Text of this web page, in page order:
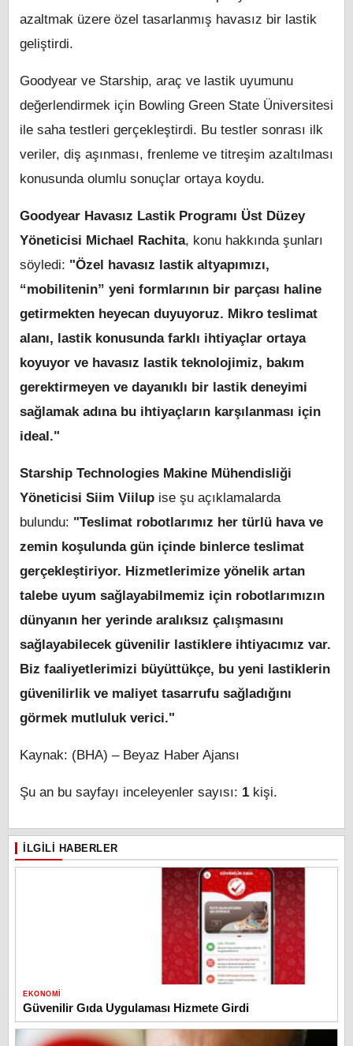
azaltmak üzere özel tasarlanmış havasız bir lastik
geliştirdi.
Goodyear ve Starship, araç ve lastik uyumunu
değerlendirmek için Bowling Green State Üniversitesi
ile saha testleri gerçekleştirdi. Bu testler sonrası ilk
veriler, diş aşınması, frenleme ve titreşim azaltılması
konusunda olumlu sonuçlar ortaya koydu.
Goodyear Havasız Lastik Programı Üst Düzey
Yöneticisi Michael Rachita, konu hakkında şunları
söyledi: "Özel havasız lastik altyapımızı,
“mobilitenin” yeni formlarının bir parçası haline
getirmekten heyecan duyuyoruz. Mikro teslimat
alanı, lastik konusunda farklı ihtiyaçlar ortaya
koyuyor ve havasız lastik teknolojimiz, bakım
gerektirmeyen ve dayanıklı bir lastik deneyimi
sağlamak adına bu ihtiyaçların karşılanması için
ideal."
Starship Technologies Makine Mühendisliği
Yöneticisi Siim Viilup ise şu açıklamalarda
bulundu: "Teslimat robotlarımız her türlü hava ve
zemin koşulunda gün içinde binlerce teslimat
gerçekleştiriyor. Hizmetlerimize yönelik artan
talebe uyum sağlayabilmemiz için robotlarımızın
dünyanın her yerinde aralıksız çalışmasını
sağlayabilecek güvenilir lastiklere ihtiyacımız var.
Biz faaliyetlerimizi büyüttükçe, bu yeni lastiklerin
güvenilirlik ve maliyet tasarrufu sağladığını
görmek mutluluk verici."
Kaynak: (BHA) – Beyaz Haber Ajansı
Şu an bu sayfayı inceleyenler sayısı: 1 kişi.
İLGILI HABERLER
EKONOMI
Güvenilir Gıda Uygulaması Hizmete Girdi